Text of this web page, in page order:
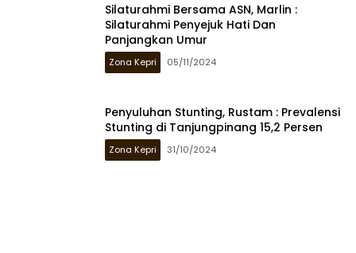
Silaturahmi Bersama ASN, Marlin :
Silaturahmi Penyejuk Hati Dan
Panjangkan Umur
Zona Kepri 05/11/2024
Penyuluhan Stunting, Rustam : Prevalensi
Stunting di Tanjungpinang 15,2 Persen
Zona Kepri 31/10/2024